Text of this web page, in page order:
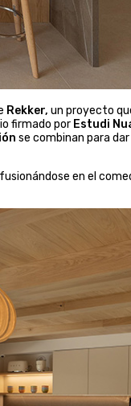
Rekker, un proyecto
firmado por Estudi
se combinan para
en el